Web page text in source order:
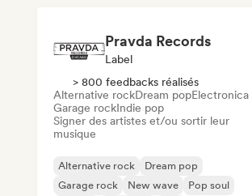
Pravda Records
Label
> 800 feedbacks réalisés
Alternative rockDream popElectronica
Garage rockIndie pop
Signer des artistes et/ou sortir leur
musique
Alternative rock
Dream pop
Garage rock
New wave Pop soul